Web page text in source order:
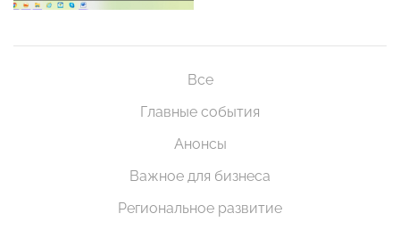
Все
Главные события
Анонсы
Важное для бизнеса
Региональное развитие